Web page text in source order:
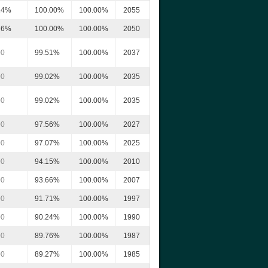
100.00% 100.00% 2055
100.00% 100.00% 2050
99.51% 100.00% 2037
99.02% 100.00% 2035
99.02% 100.00% 2035
97.56% 100.00% 2027
97.07% 100.00% 2025
94.15% 100.00% 2010
93.66% 100.00% 2007
91.71% 100.00% 1997
90.24% 100.00% 1990
89.76% 100.00% 1987
89.27% 100.00% 1985